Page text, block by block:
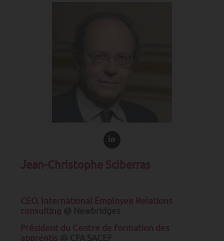
Jean-Christophe Sciberras
CEO, International Employee Relations
consulting
Président du Centre de formation des
apprentis